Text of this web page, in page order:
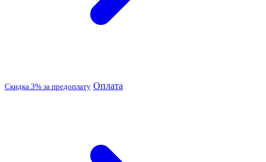
Скидка 3% за предоплату Оплата